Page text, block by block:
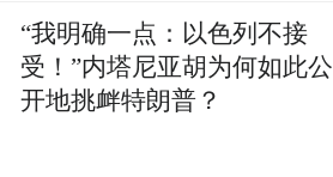
“我明确一点：以色列不接
受！”内塔尼亚胡为何如此公
开地挑衅特朗普？